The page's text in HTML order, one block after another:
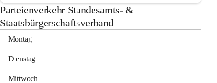
Parteienverkehr Standesamts- &
Staatsbürgerschaftsverband
Montag
Dienstag
Mittwoch